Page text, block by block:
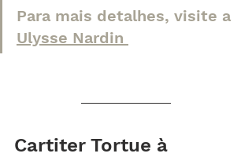
Para mais detalhes, visite a
Ulysse Nardin
Cartiter Tortue à